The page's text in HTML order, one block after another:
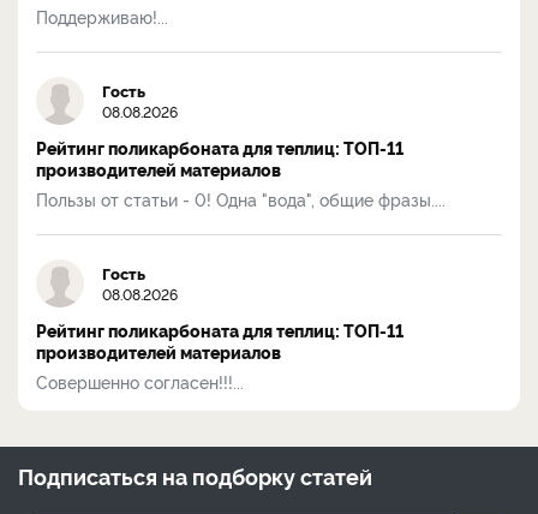
Поддерживаю!...
Гость
08.08.2026
Рейтинг поликарбоната для теплиц: ТОП-11
производителей материалов
Пользы от статьи - 0! Одна "вода", общие фразы....
Гость
08.08.2026
Рейтинг поликарбоната для теплиц: ТОП-11
производителей материалов
Совершенно согласен!!!...
Подписаться на подборку статей